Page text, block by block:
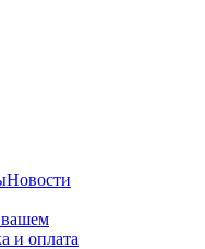
Новости
и оплата